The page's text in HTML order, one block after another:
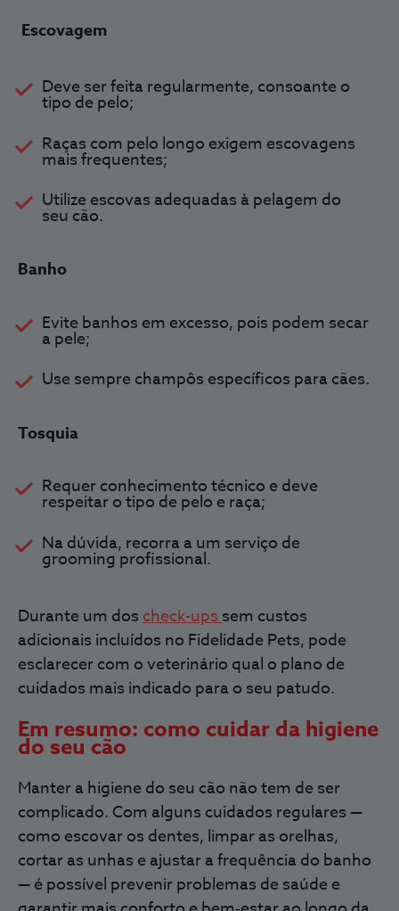
Escovagem
Deve ser feita regularmente, consoante o
tipo de pelo;
Raças com pelo longo exigem escovagens
mais frequentes;
Utilize escovas adequadas à pelagem do
seu cão.
Banho
Evite banhos em excesso, pois podem secar
a pele;
Use sempre champôs específicos para cães.
Tosquia
Requer conhecimento técnico e deve
respeitar o tipo de pelo e raça;
Na dúvida, recorra a um serviço de
grooming profissional.
Durante um doscheck-upssem custos
adicionais incluídos no Fidelidade Pets, pode
esclarecer com o veterinário qual o plano de
cuidados mais indicado para o seu patudo.
Em resumo: como cuidar da higiene
do seu cão
Manter a higiene do seu cão não tem de ser
complicado. Com alguns cuidados regulares —
como escovar os dentes, limpar as orelhas,
cortar as unhas e ajustar a frequência do banho
— é possível prevenir problemas de saúde e